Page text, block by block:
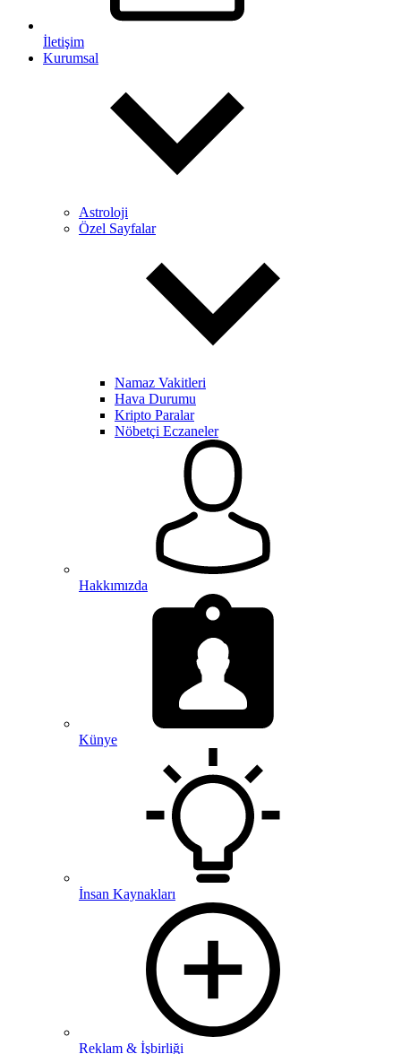
İletişim
Kurumsal
Astroloji
Özel Sayfalar
Namaz Vakitleri
Hava Durumu
Kripto Paralar
Nöbetçi Eczaneler
Hakkımızda
Künye
İnsan Kaynakları
Reklam & İşbirliği